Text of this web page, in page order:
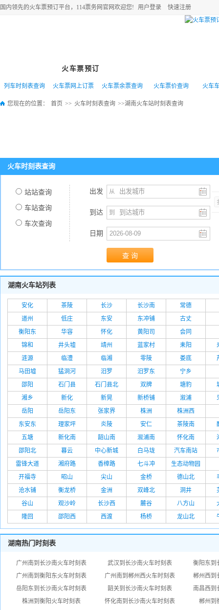
国内领先的火车票预订平台，114票务网官网欢迎您! 用户登录 快速注册
火车票预订
列车时刻表查询 火车票网上订票 火车票余票查询 火车票价查询 火车
您现在的位置： 首页 >> 火车时刻表查询 >>湖南火车站时刻表查询
火车时刻表查询
站站查询
车站查询
车次查询
出发 从
到达 到
日期
湖南火车站列表
安化 茶陵 长沙 长沙南
常德
道州
低庄 东安 东冲铺
古丈
衡阳东
华容 怀化 黄阳司
会同
锦和
井头墟 靖州 蓝家村 耒阳
涟源
临澧 临湘 零陵 娄底
马田墟
猛洞河 汨罗 汨罗东
宁乡
邵阳
石门县 石门县北 双牌 塘豹
湘乡
新化 新晃 新桥铺 溆浦
岳阳
岳阳东 张家界 株洲
株洲西
东安东
理家坪 炎陵 安仁 茶陵南
五塘
新化南 韶山南 溆浦南 怀化南
邵阳北
暮云 中心新城 白马垅 汽车南站
雷锋大道
湘府路 香樟路 七斗冲
生态动物园
开福寺
昭山 尖山 金桥 德山北
沧水铺
衡龙桥 金洲 双峰北 洞井
谷山
观沙岭 长沙西 麓谷 八方山
隆回
邵阳西 西渡 杨桥 龙山北
湖南热门时刻表
广州南到长沙南火车时刻表 武汉到长沙南火车时刻表
衡阳东到
广州南到衡阳东火车时刻表
广州南到郴州西火车时刻表
郴州西到
岳阳东到长沙南火车时刻表
韶关到长沙南火车时刻表
南昌西到
株洲到衡阳火车时刻表
怀化南到长沙南火车时刻表
郴州到